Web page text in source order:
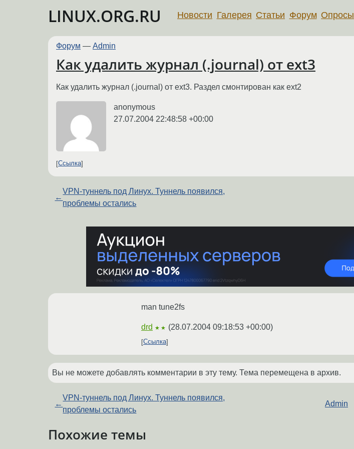
LINUX.ORG.RU Новости Галерея Статьи Форум Опросы
Форум — Admin
Как удалить журнал (.journal) от ext3
Как удалить журнал (.journal) от ext3. Раздел смонтирован как ext2
anonymous
27.07.2004 22:48:58 +00:00
Ссылка
←
VPN-туннель под Линух. Туннель появился,
проблемы остались
man tune2fs
drd ★★ (28.07.2004 09:18:53 +00:00)
Ссылка
Вы не можете добавлять комментарии в эту тему. Тема перемещена в архив.
←
VPN-туннель под Линух. Туннель появился,
проблемы остались
Admin
Похожие темы